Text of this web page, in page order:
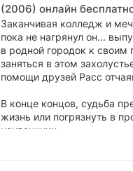
(2006) онлайн
Заканчивая колледж и
пока не нагрянул он...
в родной городок к
заняться в этом
помощи друзей Расс
В конце концов, судьба
жизнь или погрязнуть в
неудачники.